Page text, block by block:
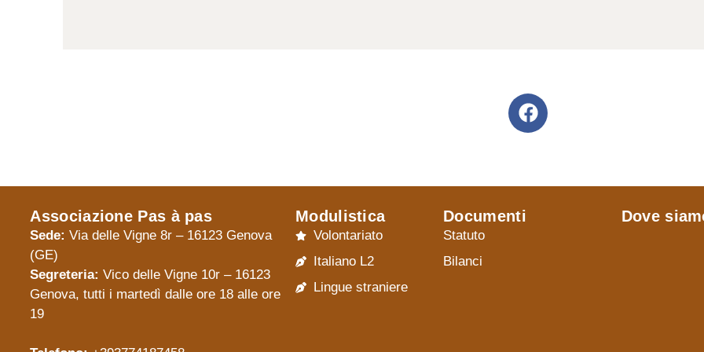
Associazione Pas à pas
Sede: Via delle Vigne 8r – 16123 Genova
(GE)
Segreteria: Vico delle Vigne 10r – 16123
Genova, tutti i martedì dalle ore 18 alle ore
19
Modulistica
Volontariato
Italiano L2
Lingue straniere
Documenti
Statuto
Bilanci
Dove